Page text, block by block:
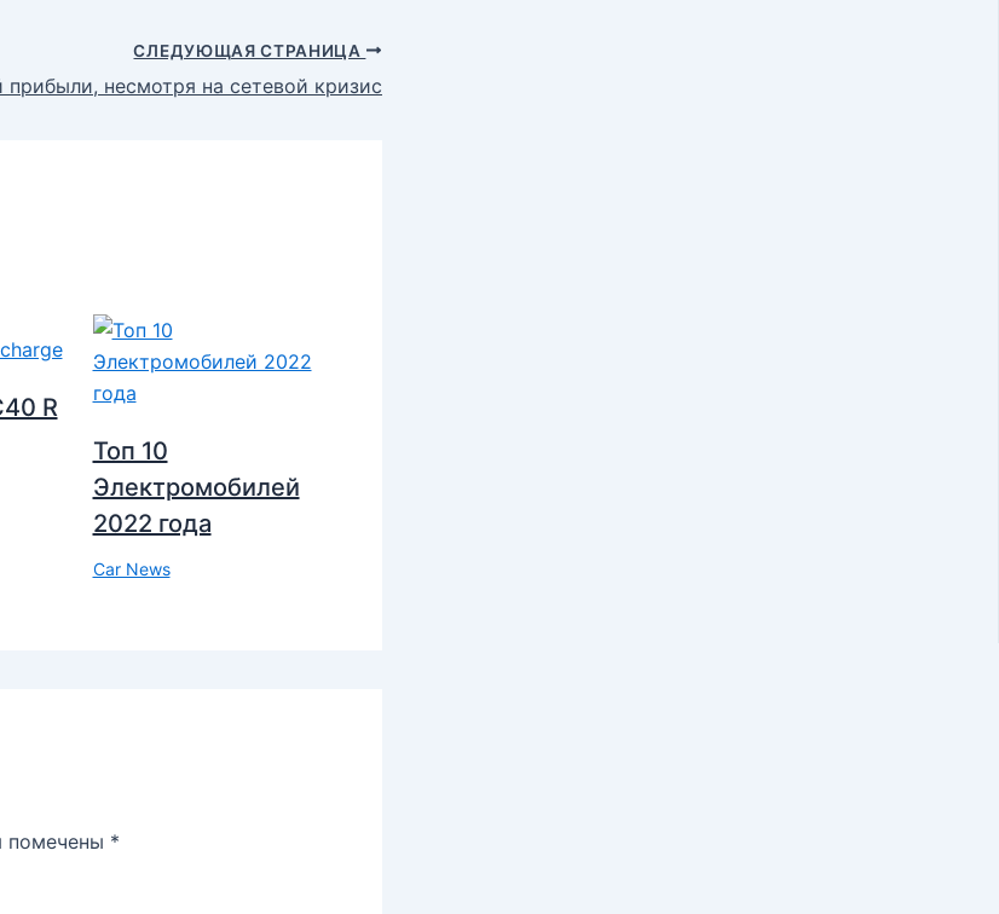
СЛЕДУЮЩАЯ СТРАНИЦА
несмотря на сетевой кризис
R
Топ 10
Электромобилей
2022 года
Car News
помечены *